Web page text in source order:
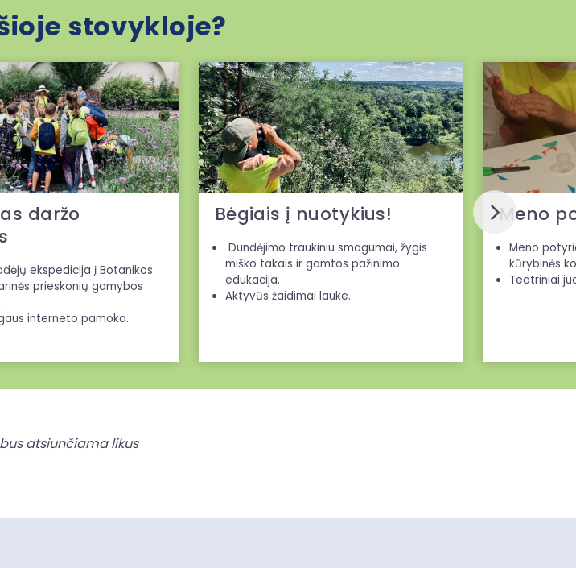
stovykloje?
daržo
ekspedicija į Botanikos
prieskonių gamybos
interneto pamoka.
Bėgiais į nuotykius!
Dundėjimo traukiniu smagumai, žygis
miško takais ir gamtos pažinimo
edukacija.
Aktyvūs žaidimai lauke.
Meno
Meno
kūrybinės
Teatriniai
atsiunčiamalikus